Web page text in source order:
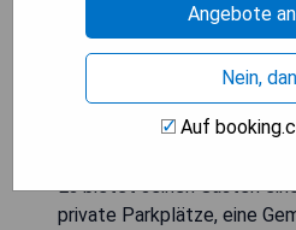
Das Live! by Loews - St.
2019 eröffnet und befindet
Es bietet seinen Gästen
private Parkplätze, eine
Angebote
Nein,
Auf